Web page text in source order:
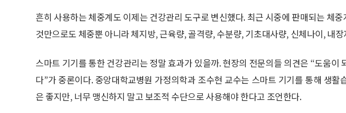
흔히 사용하는 체중계도 이제는 건강관리 도구로 변신했다. 최근 시중에 판매되는 체
것만으로도 체중뿐 아니라 체지방, 근육량, 골격량, 수분량, 기초대사량, 신체나이, 내
스마트 기기를 통한 건강관리는 정말 효과가 있을까. 현장의 전문의들 의견은 “도움이
다”가 중론이다. 중앙대학교병원 가정의학과 조수현 교수는 스마트 기기를 통해 생활
은 좋지만, 너무 맹신하지 말고 보조적 수단으로 사용해야 한다고 조언한다.